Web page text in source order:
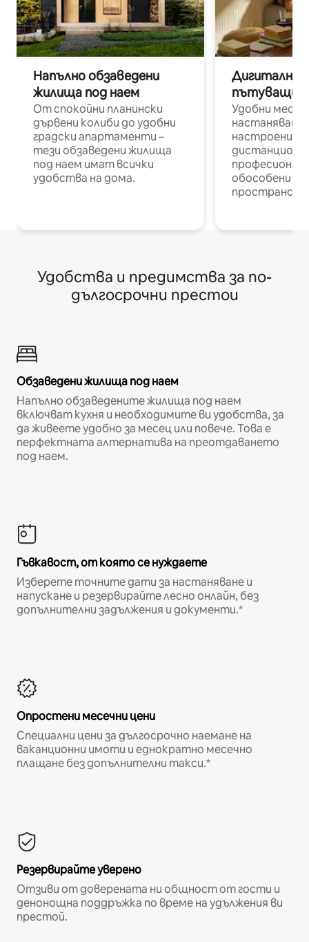
Напълно обзаведени
жилища под наем
От спокойни планински
дървени колиби до удобни
градски апартаменти –
тези обзаведени жилища
под наем имат всички
удобства на дома.
Дигитални
пътуващи
Удобни
настаняване
настроени и
обособени
Удобства и предимства за по-
дългосрочни престои
Обзаведени жилища под наем
Напълно обзаведените жилища под наем
включват кухня и необходимите ви удобства, за
да живеете удобно за месец или повече. Това е
перфектната алтернатива на преотдаването
под наем.
Гъвкавост, от която се нуждаете
Изберете точните дати за настаняване и
напускане и резервирайте лесно онлайн, без
допълнителни задължения и документи.*
Опростени месечни цени
Специални цени за дългосрочно наемане на
ваканционни имоти и еднократно месечно
плащане без допълнителни такси.*
Резервирайте уверено
Отзиви от доверената ни общност от гости и
денонощна поддръжка по време на удължения ви
престой.